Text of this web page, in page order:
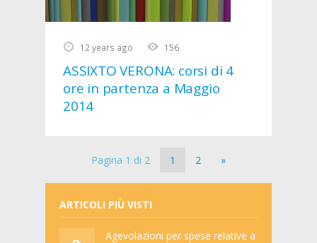
12 years ago 156
ASSIXTO VERONA: corsi di 4
ore in partenza a Maggio
2014
Pagina 1 di 2 1 2 »
ARTICOLI PIÙ VISTI
Agevolazioni per spese relative a